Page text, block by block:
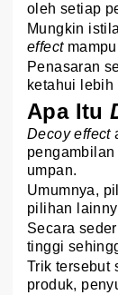
oleh setiap
Mungkin
effect
Penasaran
ketahui
Apa Itu
Decoy effect
umpan.
Umumnya,
pilihan
Secara
tinggi
Trik tersebut
produk,